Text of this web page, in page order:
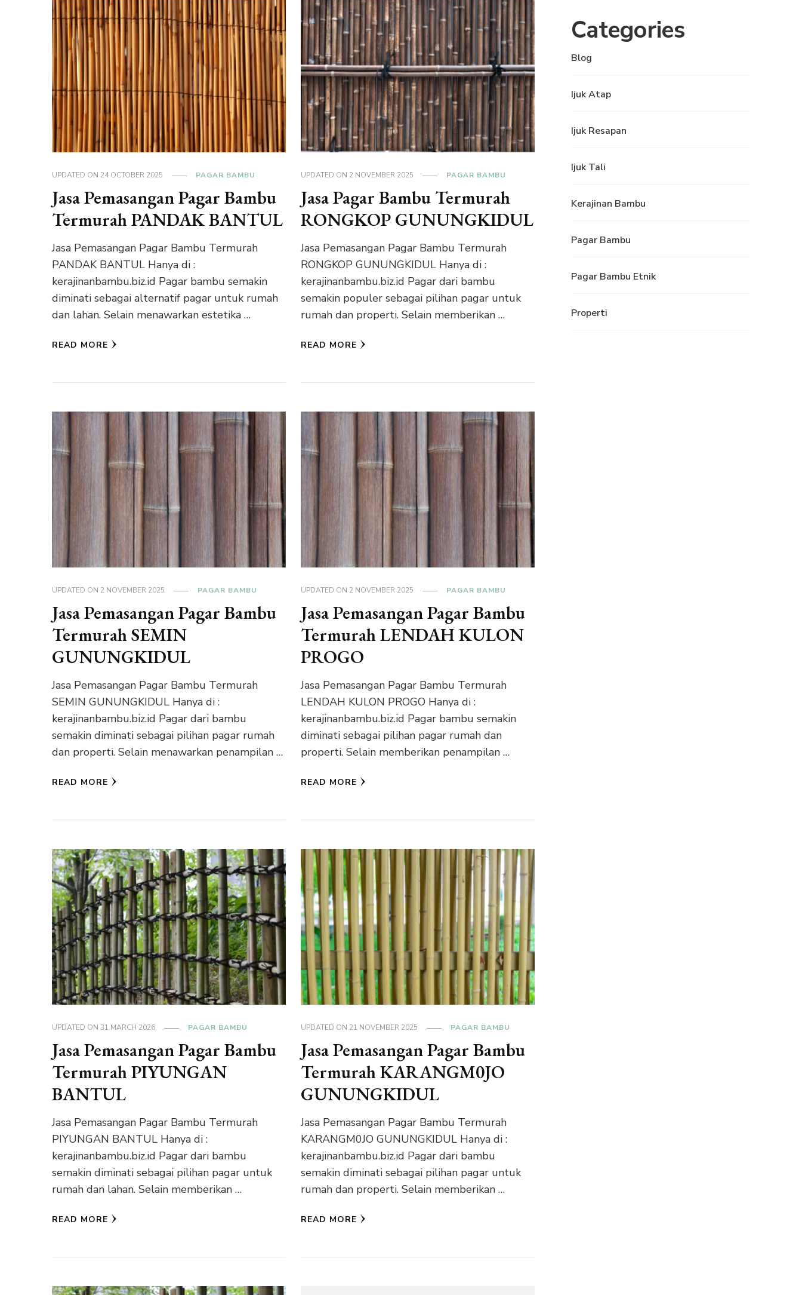
UPDATED ON 24 OCTOBER 2025 PAGAR BAMBU
Jasa Pemasangan Pagar Bambu
Termurah PANDAK BANTUL
Jasa Pemasangan Pagar Bambu Termurah
PANDAK BANTUL Hanya di :
kerajinanbambu.biz.id Pagar bambu semakin
diminati sebagai alternatif pagar untuk rumah
dan lahan. Selain menawarkan estetika …
READ MORE
UPDATED ON 2 NOVEMBER 2025 PAGAR BAMBU
Jasa Pagar Bambu Termurah
RONGKOP GUNUNGKIDUL
Jasa Pemasangan Pagar Bambu Termurah
RONGKOP GUNUNGKIDUL Hanya di :
kerajinanbambu.biz.id Pagar dari bambu
semakin populer sebagai pilihan pagar untuk
rumah dan properti. Selain memberikan …
READ MORE
UPDATED ON 2 NOVEMBER 2025 PAGAR BAMBU
Jasa Pemasangan Pagar Bambu
Termurah SEMIN
GUNUNGKIDUL
Jasa Pemasangan Pagar Bambu Termurah
SEMIN GUNUNGKIDUL Hanya di :
kerajinanbambu.biz.id Pagar dari bambu
semakin diminati sebagai pilihan pagar rumah
dan properti. Selain menawarkan penampilan …
READ MORE
UPDATED ON 2 NOVEMBER 2025 PAGAR BAMBU
Jasa Pemasangan Pagar Bambu
Termurah LENDAH KULON
PROGO
Jasa Pemasangan Pagar Bambu Termurah
LENDAH KULON PROGO Hanya di :
kerajinanbambu.biz.id Pagar bambu semakin
diminati sebagai pilihan pagar rumah dan
properti. Selain memberikan penampilan …
READ MORE
UPDATED ON 31 MARCH 2026 PAGAR BAMBU
Jasa Pemasangan Pagar Bambu
Termurah PIYUNGAN
BANTUL
Jasa Pemasangan Pagar Bambu Termurah
PIYUNGAN BANTUL Hanya di :
kerajinanbambu.biz.id Pagar dari bambu
semakin diminati sebagai pilihan pagar untuk
rumah dan lahan. Selain memberikan …
READ MORE
UPDATED ON 21 NOVEMBER 2025 PAGAR BAMBU
Jasa Pemasangan Pagar Bambu
Termurah KARANGM0JO
GUNUNGKIDUL
Jasa Pemasangan Pagar Bambu Termurah
KARANGM0JO GUNUNGKIDUL Hanya di :
kerajinanbambu.biz.id Pagar dari bambu
semakin diminati sebagai pilihan pagar untuk
rumah dan properti. Selain memberikan …
READ MORE
Categories
Blog
Ijuk Atap
Ijuk Resapan
Ijuk Tali
Kerajinan Bambu
Pagar Bambu
Pagar Bambu Etnik
Properti